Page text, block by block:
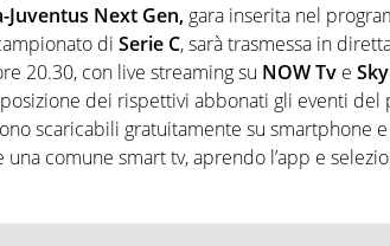
Juventus Next Gen, gara inserita nel
di Serie C, sarà trasmessa in
20.30, con live streaming su NOW Tv e
dei rispettivi abbonati gli eventi del
scaricabili gratuitamente su smartphone
comune smart tv, aprendo l’app e